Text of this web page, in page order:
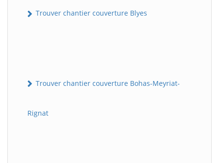
Trouver chantier couverture Blyes
Trouver chantier couverture Bohas-Meyriat-
Rignat